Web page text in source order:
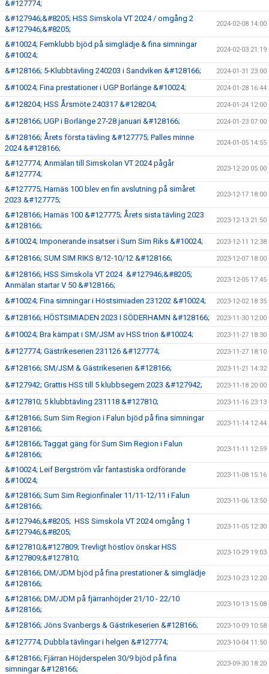
&#127774;
&#127946;&#8205; HSS Simskola VT 2024 / omgång 2
&#127946;&#8205;
2024-02-08 14:00
&#10024; Femklubb bjöd på simglädje & fina simningar
&#10024;
2024-02-03 21:19
&#128166; 5-Klubbtävling 240203 i Sandviken &#128166; 2024-01-31 23:00
&#10024; Fina prestationer i UGP Borlänge &#10024; 2024-01-28 16:44
&#128204; HSS Årsmöte 240317 &#128204; 2024-01-24 12:00
&#128166; UGP i Borlänge 27-28 januari &#128166; 2024-01-23 07:00
&#128166; Årets första tävling &#127775; Palles minne
2024 &#128166;
2024-01-05 14:55
&#127774; Anmälan till Simskolan VT 2024 pågår
&#127774;
2023-12-20 05:00
&#127775; Harnäs 100 blev en fin avslutning på simåret
2023 &#127775;
2023-12-17 18:00
&#128166; Harnäs 100 &#127775; Årets sista tävling 2023
&#128166;
2023-12-13 21:50
&#10024; Imponerande insatser i Sum Sim Riks &#10024; 2023-12-11 12:38
&#128166; SUM SIM RIKS 8/12-10/12 &#128166; 2023-12-07 18:00
&#128166; HSS Simskola VT 2024 &#127946;&#8205;
Anmälan startar V 50 &#128166;
2023-12-05 17:45
&#10024; Fina simningar i Höstsimiaden 231202 &#10024; 2023-12-02 18:35
&#128166; HÖSTSIMIADEN 2023 I SÖDERHAMN &#128166; 2023-11-30 12:00
&#10024; Bra kämpat i SM/JSM av HSS trion &#10024; 2023-11-27 18:30
&#127774; Gästrikeserien 231126 &#127774; 2023-11-27 18:10
&#128166; SM/JSM & Gästrikeserien &#128166; 2023-11-21 14:32
&#127942; Grattis HSS till 5 klubbsegern 2023 &#127942; 2023-11-18 20:00
&#127810; 5 klubbtävling 231118 &#127810; 2023-11-16 23:13
&#128166; Sum Sim Region i Falun bjöd på fina simningar
&#128166;
2023-11-14 12:44
&#128166; Taggat gäng för Sum Sim Region i Falun
&#128166;
2023-11-11 12:59
&#10024; Leif Bergström vår fantastiska ordförande
&#10024;
2023-11-08 15:16
&#128166; Sum Sim Regionfinaler 11/11-12/11 i Falun
&#128166;
2023-11-06 13:50
&#127946;&#8205; HSS Simskola VT 2024 omgång 1
&#127946;&#8205;
2023-11-05 12:30
&#127810;&#127809; Trevligt höstlov önskar HSS
&#127809;&#127810;
2023-10-29 19:03
&#128166; DM/JDM bjöd på fina prestationer & simglädje
&#128166;
2023-10-23 12:20
&#128166; DM/JDM på fjärranhöjder 21/10 - 22/10
&#128166;
2023-10-13 15:08
&#128166; Jöns Svanbergs & Gästrikeserien &#128166; 2023-10-09 10:58
&#127774; Dubbla tävlingar i helgen &#127774; 2023-10-04 11:50
&#128166; Fjärran Höjderspelen 30/9 bjöd på fina
simningar &#128166;
2023-09-30 18:20